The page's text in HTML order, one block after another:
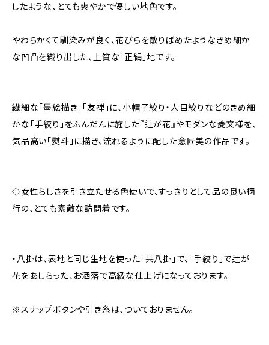
したような、とても爽やかで優しい地色です。
やわらかくて馴染みが良く、花びらを散りばめたようなきめ細か
な凹凸を織り出した、上質な「正絹」地です。
繊細な「墨絵描き」「友禅」に、小帽子絞り・人目絞りなどのきめ細
かな「手絞り」をふんだんに施した『辻が花』やモダンな菱文様を、
気品高い「熨斗」に描き、流れるように配した意匠美の作品です。
◇女性らしさを引き立たせる色使いで、すっきりとして品の良い柄
行の、とても素敵な訪問着です。
・八掛は、表地と同じ生地を使った「共八掛」で、「手絞り」で辻が
花をあしらった、お洒落で高級な仕上げになっております。
※スナップボタンや引き糸は、ついておりません。